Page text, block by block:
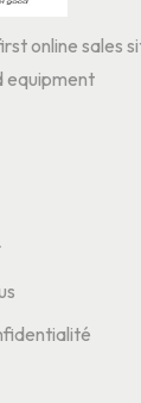
online sales
equipment